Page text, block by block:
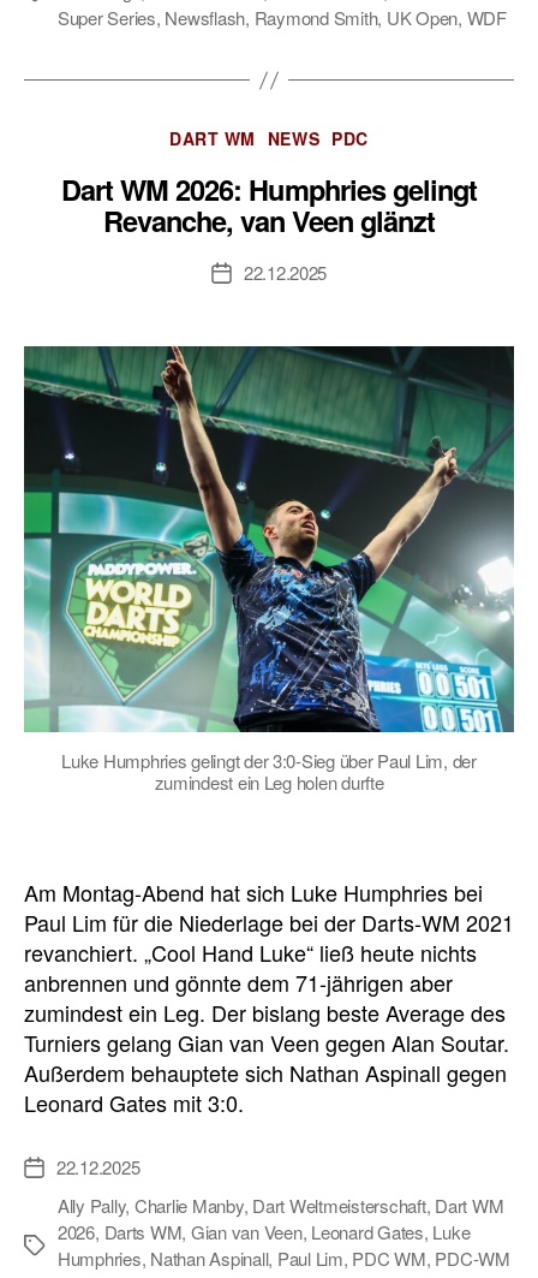
Super Series, Newsflash, Raymond Smith, UK Open, WDF
Kategorien
DART WM NEWS PDC
Dart WM 2026: Humphries gelingt
Revanche, van Veen glänzt
Veröffentlichungsdatum
22.12.2025
Luke Humphries gelingt der 3:0-Sieg über Paul Lim, der
zumindest ein Leg holen durfte
Am Montag-Abend hat sich Luke Humphries bei
Paul Lim für die Niederlage bei der Darts-WM 2021
revanchiert. „Cool Hand Luke“ ließ heute nichts
anbrennen und gönnte dem 71-jährigen aber
zumindest ein Leg. Der bislang beste Average des
Turniers gelang Gian van Veen gegen Alan Soutar.
Außerdem behauptete sich Nathan Aspinall gegen
Leonard Gates mit 3:0.
Veröffentlichungsdatum
22.12.2025
Schlagwörter
Ally Pally, Charlie Manby, Dart Weltmeisterschaft, Dart WM
2026, Darts WM, Gian van Veen, Leonard Gates, Luke
Humphries, Nathan Aspinall, Paul Lim, PDC WM, PDC-WM